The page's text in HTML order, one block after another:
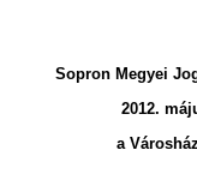
Sopron Megyei
2012.
a